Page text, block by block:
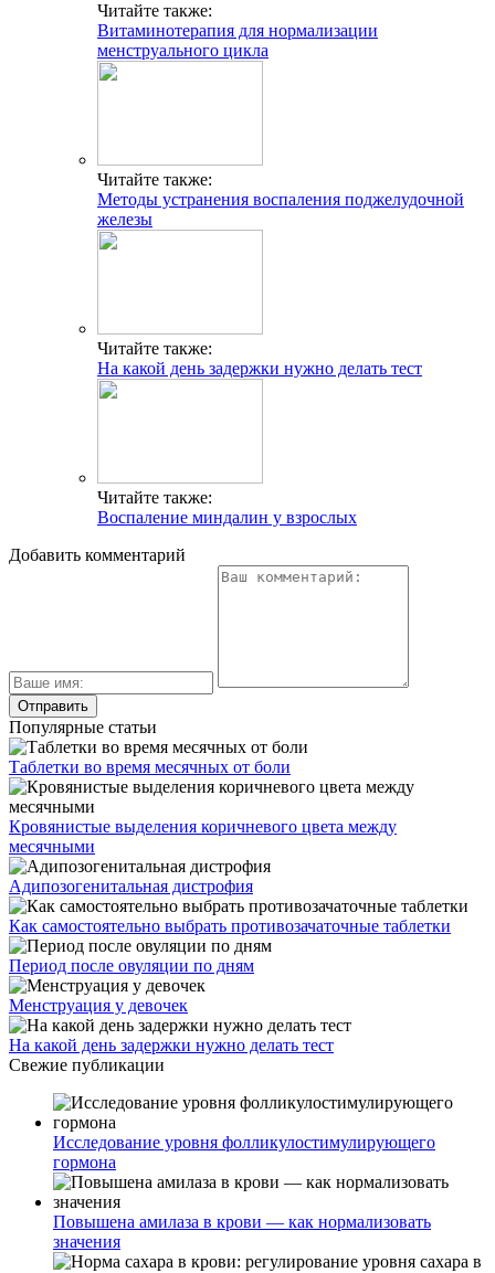
Читайте также:
Витаминотерапия для нормализации
менструального цикла
Читайте также:
Методы устранения воспаления поджелудочной
железы
Читайте также:
На какой день задержки нужно делать тест
Читайте также:
Воспаление миндалин у взрослых
Добавить комментарий
Популярные статьи
Таблетки во время месячных от боли
Кровянистые выделения коричневого цвета между
месячными
Адипозогенитальная дистрофия
Как самостоятельно выбрать противозачаточные таблетки
Период после овуляции по дням
Менструация у девочек
На какой день задержки нужно делать тест
Свежие публикации
Исследование уровня фолликулостимулирующего
гормона
Повышена амилаза в крови — как нормализовать
значения